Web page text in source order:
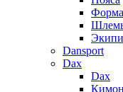
Форма
Dansport
Dax
Dax